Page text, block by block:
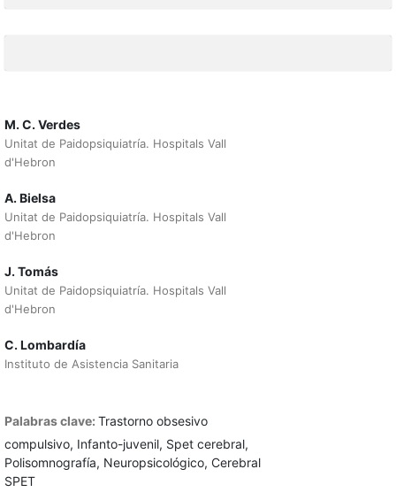
M. C. Verdes
Unitat de Paidopsiquiatría. Hospitals Vall
d'Hebron
A. Bielsa
Unitat de Paidopsiquiatría. Hospitals Vall
d'Hebron
J. Tomás
Unitat de Paidopsiquiatría. Hospitals Vall
d'Hebron
C. Lombardía
Instituto de Asistencia Sanitaria
Palabras clave: Trastorno obsesivo
compulsivo, Infanto-juvenil, Spet cerebral,
Polisomnografía, Neuropsicológico, Cerebral
SPET